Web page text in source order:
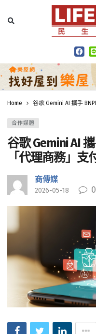
Home 谷歌 Gemini AI 攜手
合作媒體
谷歌 Gemini AI
「代理商務」支
商傳媒
2026-05-18 0